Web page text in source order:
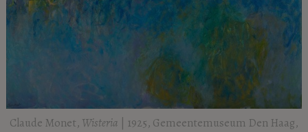
Claude Monet, Wisteria | 1925, Gemeentemuseum Den Haag,